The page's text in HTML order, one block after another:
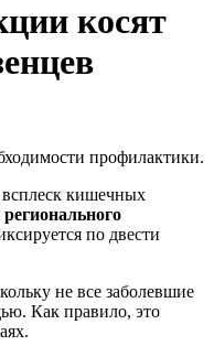
косят
профилактики.
всплеск кишечных
по двести
не все заболевшие
Как правило, это